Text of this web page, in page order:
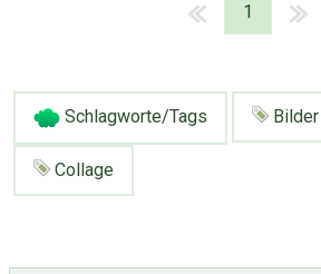
1
Schlagworte/Tags Bilder
Collage